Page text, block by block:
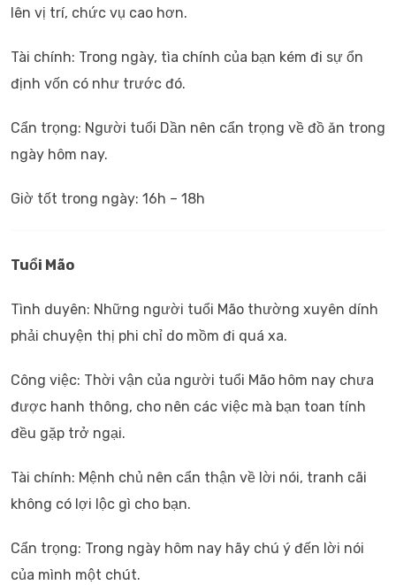
lên vị trí, chức vụ cao hơn.
Tài chính: Trong ngày, tìa chính của bạn kém đi sự ổn
định vốn có như trước đó.
Cẩn trọng: Người tuổi Dần nên cẩn trọng về đồ ăn trong
ngày hôm nay.
Giờ tốt trong ngày: 16h – 18h
Tuổi Mão
Tình duyên: Những người tuổi Mão thường xuyên dính
phải chuyện thị phi chỉ do mồm đi quá xa.
Công việc: Thời vận của người tuổi Mão hôm nay chưa
được hanh thông, cho nên các việc mà bạn toan tính
đều gặp trở ngại.
Tài chính: Mệnh chủ nên cẩn thận về lời nói, tranh cãi
không có lợi lộc gì cho bạn.
Cẩn trọng: Trong ngày hôm nay hãy chú ý đến lời nói
của mình một chút.